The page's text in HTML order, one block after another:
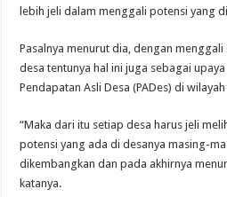
lebih jeli dalam menggali potensi yang
Pasalnya menurut dia, dengan
desa tentunya hal ini juga sebagai
Pendapatan Asli Desa (PADes) di
“Maka dari itu setiap desa harus jeli
potensi yang ada di desanya masing-
dikembangkan dan pada akhirnya
katanya.